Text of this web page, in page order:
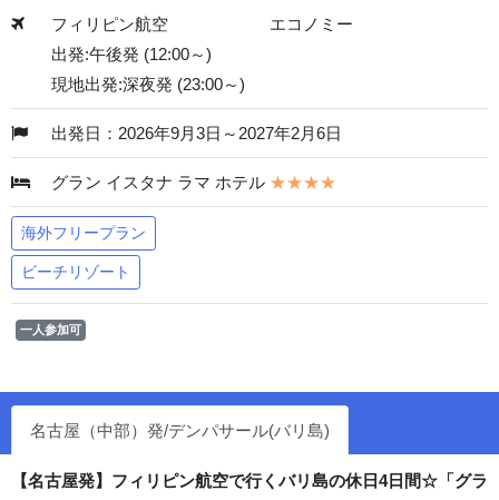
フィリピン航空
エコノミー
出発:午後発 (12:00～)
現地出発:深夜発 (23:00～)
出発日：2026年9月3日～2027年2月6日
グラン イスタナ ラマ ホテル ★★★★
海外フリープラン
ビーチリゾート
一人参加可
名古屋（中部）発/デンパサール(バリ島)
【名古屋発】フィリピン航空で行くバリ島の休日4日間☆「グラ